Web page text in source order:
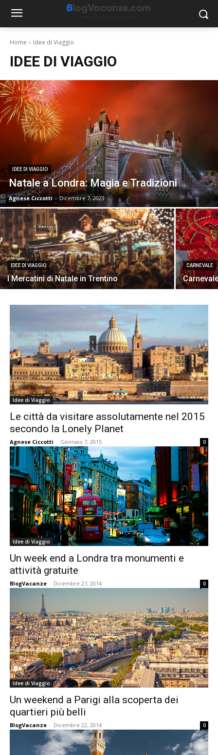
Home Idee di Viaggio
IDEE DI VIAGGIO
IDEE DI VIAGGIO
Natale a Londra: Magia e Tradizioni
Agnese Ciccotti - Dicembre 7, 2023
IDEE DI VIAGGIO
I Mercatini di Natale in Trentino
CARNEVALE
Idee di Viaggio
Le città da visitare assolutamente nel 2015
secondo la Lonely Planet
Agnese Ciccotti - Gennaio 7, 2015 0
Idee di Viaggio
Un week end a Londra tra monumenti e
attività gratuite
BlogVacanze - Dicembre 27, 2014 0
Idee di Viaggio
Un weekend a Parigi alla scoperta dei
quartieri più belli
BlogVacanze - Dicembre 22, 2014 0